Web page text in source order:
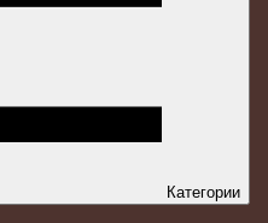
Категории